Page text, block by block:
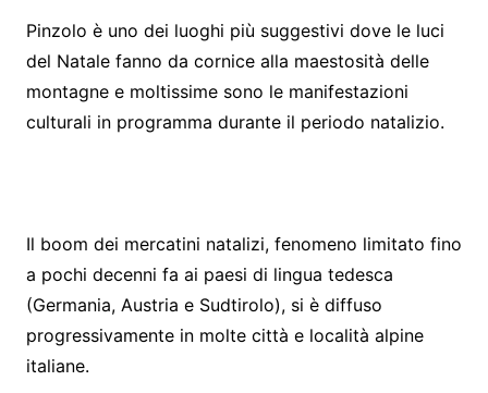
Pinzolo è uno dei luoghi più suggestivi dove le luci
del Natale fanno da cornice alla maestosità delle
montagne e moltissime sono le manifestazioni
culturali in programma durante il periodo natalizio.
Il boom dei mercatini natalizi, fenomeno limitato fino
a pochi decenni fa ai paesi di lingua tedesca
(Germania, Austria e Sudtirolo), si è diffuso
progressivamente in molte città e località alpine
italiane.